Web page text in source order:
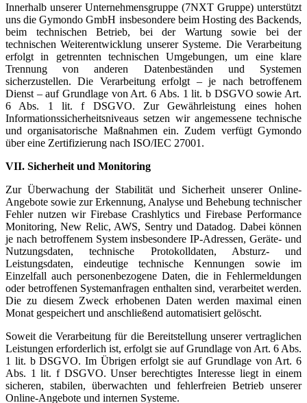
Innerhalb unserer Unternehmensgruppe (7NXT Gruppe) unterstützt
uns die Gymondo GmbH insbesondere beim Hosting des Backends,
beim technischen Betrieb, bei der Wartung sowie bei der
technischen Weiterentwicklung unserer Systeme. Die Verarbeitung
erfolgt in getrennten technischen Umgebungen, um eine klare
Trennung von anderen Datenbeständen und Systemen
sicherzustellen. Die Verarbeitung erfolgt – je nach betroffenem
Dienst – auf Grundlage von Art. 6 Abs. 1 lit. b DSGVO sowie Art.
6 Abs. 1 lit. f DSGVO. Zur Gewährleistung eines hohen
Informationssicherheitsniveaus setzen wir angemessene technische
und organisatorische Maßnahmen ein. Zudem verfügt Gymondo
über eine Zertifizierung nach ISO/IEC 27001.
VII. Sicherheit und Monitoring
Zur Überwachung der Stabilität und Sicherheit unserer Online-
Angebote sowie zur Erkennung, Analyse und Behebung technischer
Fehler nutzen wir Firebase Crashlytics und Firebase Performance
Monitoring, New Relic, AWS, Sentry und Datadog. Dabei können
je nach betroffenem System insbesondere IP-Adressen, Geräte- und
Nutzungsdaten, technische Protokolldaten, Absturz- und
Leistungsdaten, eindeutige technische Kennungen sowie im
Einzelfall auch personenbezogene Daten, die in Fehlermeldungen
oder betroffenen Systemanfragen enthalten sind, verarbeitet werden.
Die zu diesem Zweck erhobenen Daten werden maximal einen
Monat gespeichert und anschließend automatisiert gelöscht.
Soweit die Verarbeitung für die Bereitstellung unserer vertraglichen
Leistungen erforderlich ist, erfolgt sie auf Grundlage von Art. 6 Abs.
1 lit. b DSGVO. Im Übrigen erfolgt sie auf Grundlage von Art. 6
Abs. 1 lit. f DSGVO. Unser berechtigtes Interesse liegt in einem
sicheren, stabilen, überwachten und fehlerfreien Betrieb unserer
Online-Angebote und internen Systeme.